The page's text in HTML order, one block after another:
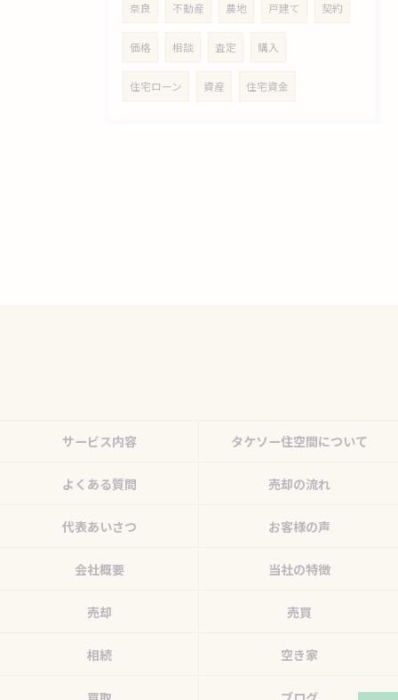
奈良 不動産 農地 戸建て 契約
価格 相談 査定 購入
住宅ローン 資産 住宅資金
サービス内容 タケソー住空間について
よくある質問 売却の流れ
代表あいさつ お客様の声
会社概要 当社の特徴
売却 売買
相続 空き家